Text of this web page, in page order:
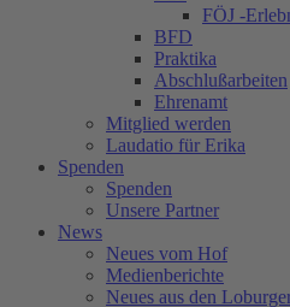
FÖJ -
BFD
Praktika
Abschlußarbeiten
Ehrenamt
Mitglied werden
Laudatio für Erika
Spenden
Spenden
Unsere Partner
News
Neues vom Hof
Medienberichte
Neues aus den